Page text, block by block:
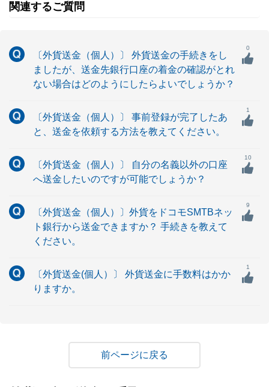
関連するご質問
〔外貨送金（個人）〕 外貨送金の手続きをし
ましたが、送金先銀行口座の着金の確認がとれ
ない場合はどのようにしたらよいでしょうか？
0
〔外貨送金（個人）〕 事前登録が完了したあ
と、送金を依頼する方法を教えてください。
1
〔外貨送金（個人）〕 自分の名義以外の口座
へ送金したいのですが可能でしょうか？
10
〔外貨送金（個人）〕外貨をドコモSMTBネッ
ト銀行から送金できますか？ 手続きを教えて
ください。
9
〔外貨送金(個人）〕 外貨送金に手数料はかか
りますか。
1
戻る